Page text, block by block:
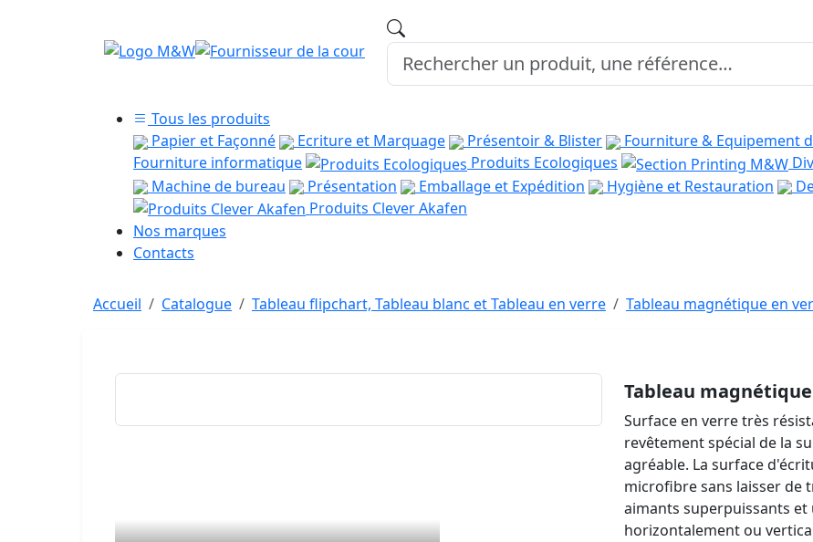
Tous les produits
Papier et Façonné
Ecriture et Marquage Présentoir & Blister Fourniture & Equipement
Fourniture informatique
Produits Ecologiques
Machine de bureau
Présentation Emballage et Expédition Hygiène et Restauration
Produits Clever Akafen
Nos marques
Contacts
Accueil Catalogue Tableau flipchart, Tableau blanc et Tableau en verre Tableau magnétique en
Tableau magnétique
Surface en verre très
revêtement spécial de la
agréable. La surface
microfibre sans laisser de
aimants superpuissants
horizontalement ou